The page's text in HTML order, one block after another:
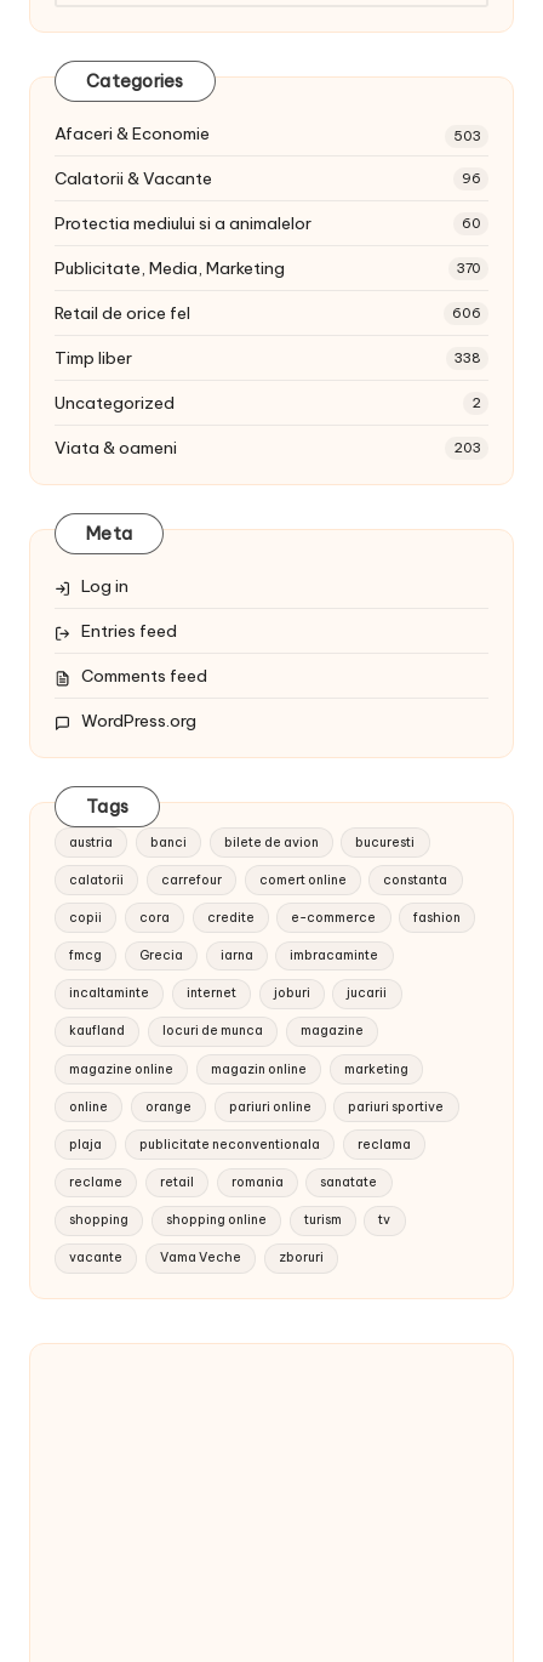
Categories
Afaceri & Economie 503
Calatorii & Vacante 96
Protectia mediului si a animalelor 60
Publicitate, Media, Marketing 370
Retail de orice fel 606
Timp liber 338
Uncategorized 2
Viata & oameni 203
Meta
Log in
Entries feed
Comments feed
WordPress.org
Tags
austria banci bilete de avion bucuresti
calatorii carrefour comert online constanta
copii cora credite e-commerce fashion
fmcg Grecia iarna imbracaminte
incaltaminte internet joburi jucarii
kaufland locuri de munca magazine
magazine online magazin online marketing
online orange pariuri online pariuri sportive
plaja publicitate neconventionala reclama
reclame retail romania sanatate
shopping shopping online turism tv
vacante Vama Veche zboruri